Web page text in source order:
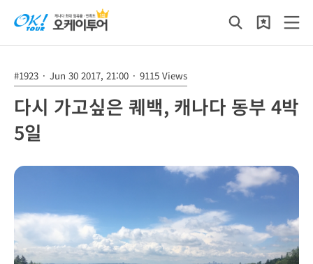
#1923 · Jun 30 2017, 21:00 · 9115 Views
다시 가고싶은 퀘백, 캐나다 동부 4박
5일